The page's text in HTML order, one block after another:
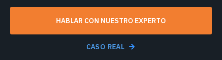
HABLAR CON NUESTRO EXPERTO
CASO REAL